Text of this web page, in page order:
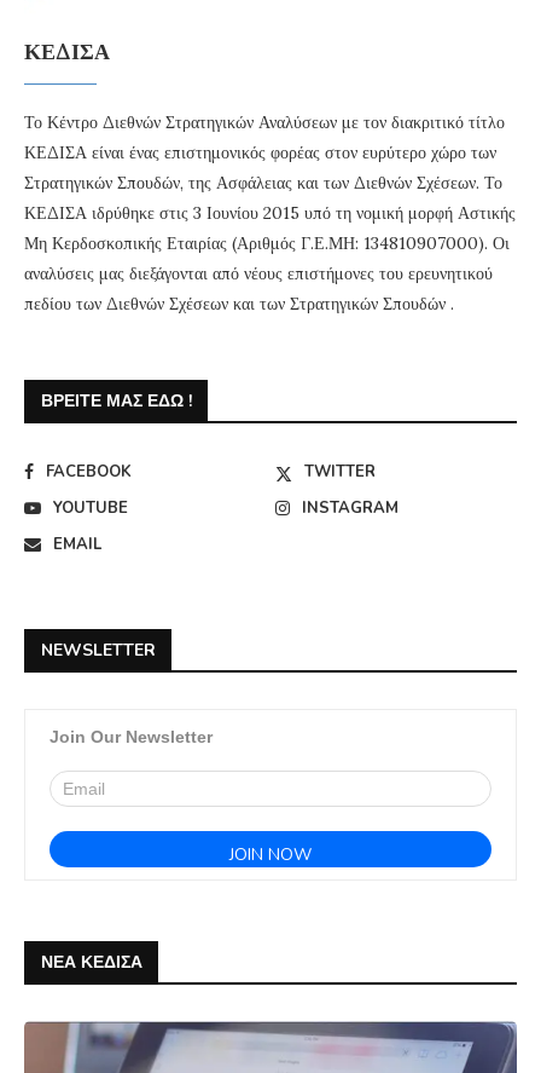
ΚΕΔΙΣΑ
Το Κέντρο Διεθνών Στρατηγικών Αναλύσεων με τον διακριτικό τίτλο
ΚΕΔΙΣΑ είναι ένας επιστημονικός φορέας στον ευρύτερο χώρο των
Στρατηγικών Σπουδών, της Ασφάλειας και των Διεθνών Σχέσεων. Το
ΚΕΔΙΣΑ ιδρύθηκε στις 3 Ιουνίου 2015 υπό τη νομική μορφή Αστικής
Μη Κερδοσκοπικής Εταιρίας (Αριθμός Γ.Ε.ΜΗ: 134810907000). Οι
αναλύσεις μας διεξάγονται από νέους επιστήμονες του ερευνητικού
πεδίου των Διεθνών Σχέσεων και των Στρατηγικών Σπουδών .
ΒΡΕΊΤΕ ΜΑΣ ΕΔΏ !
FACEBOOK
TWITTER
YOUTUBE
INSTAGRAM
EMAIL
NEWSLETTER
Join Our Newsletter
ΝΕΑ ΚΕΔΙΣΑ